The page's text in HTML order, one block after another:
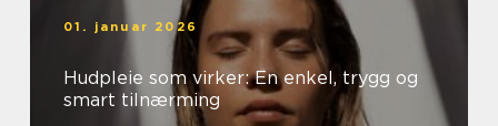
01. januar 2026
Hudpleie som virker: En enkel, trygg og
smart tilnærming